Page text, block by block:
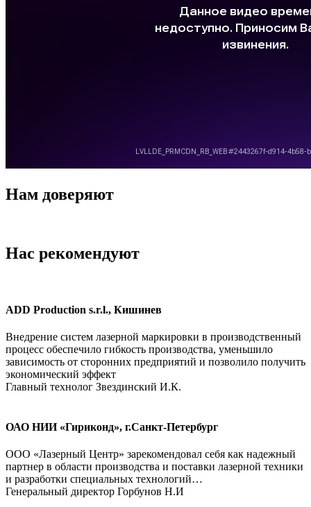
Нам доверяют
Нас рекомендуют
ADD Production s.r.l., Кишинев
Внедрение систем лазерной маркировки в производственный
процесс обеспечило гибкость производства, уменьшило
зависимость от сторонних предприятий и позволило получить
экономический эффект
Главный технолог Звездинский И.К.
ОАО НИИ «Гириконд», г.Санкт-Петербург
ООО «Лазерный Центр» зарекомендовал себя как надежный
партнер в области производства и поставки лазерной техники
и разработки специальных технологий…
Генеральный директор Горбунов Н.И